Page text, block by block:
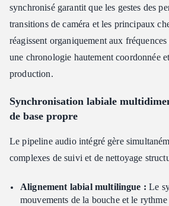
synchronisé garantit que les gestes des
transitions de caméra et les principaux
réagissent organiquement aux
une chronologie hautement coordonnée
production.
Synchronisation labiale
de base propre
Le pipeline audio intégré gère
complexes de suivi et de nettoyage
Alignement labial multilingue : Le
mouvements de la bouche et le